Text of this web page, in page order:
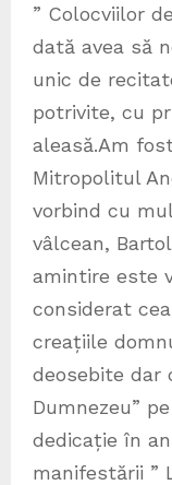
” Colocviilor
dată avea să
unic de
potrivite, cu
aleasă.Am
Mitropolitul
vorbind cu
vâlcean,
amintire este
considerat
creațiile
deosebite dar
Dumnezeu”
dedicație în
manifestării ”